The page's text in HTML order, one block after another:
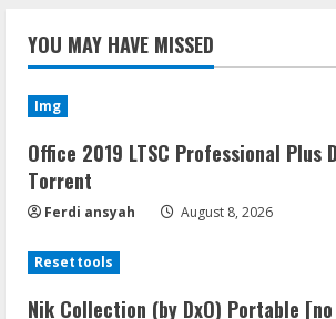
YOU MAY HAVE MISSED
Img
Office 2019 LTSC Professional Plus
Tоrrеnt
Ferdi ansyah August 8, 2026
Resettools
Nik Collection (by DxO) Portable